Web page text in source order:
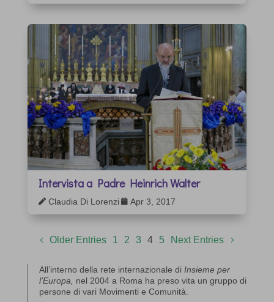
Intervista a Padre Heinrich Walter
 Claudia Di Lorenzi  Apr 3, 2017
Older Entries 1 2 3 4 5 Next Entries
All’interno della rete internazionale di Insieme per
l’Europa, nel 2004 a Roma ha preso vita un gruppo di
persone di vari Movimenti e Comunità.